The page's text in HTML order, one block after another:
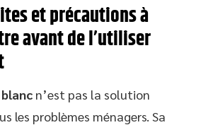
et précautions à
avant de l’utiliser
n’est pas la solution
les problèmes ménagers. Sa